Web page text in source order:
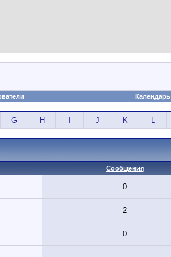
Календарь
G H J K L
Сообщения
0
2
0